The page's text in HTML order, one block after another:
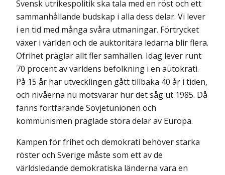
Svensk utrikespolitik ska tala med en röst och ett
sammanhållande budskap i alla dess delar. Vi lever
i en tid med många svåra utmaningar. Förtrycket
växer i världen och de auktoritära ledarna blir flera.
Ofrihet präglar allt fler samhällen. Idag lever runt
70 procent av världens befolkning i en autokrati.
På 15 år har utvecklingen gått tillbaka 40 år i tiden,
och nivåerna nu motsvarar hur det såg ut 1985. Då
fanns fortfarande Sovjet­unionen och
kommunismen präglade stora delar av Europa.
Kampen för frihet och demokrati behöver starka
röster och Sverige måste som ett av de
världsledande demokratiska länderna vara en